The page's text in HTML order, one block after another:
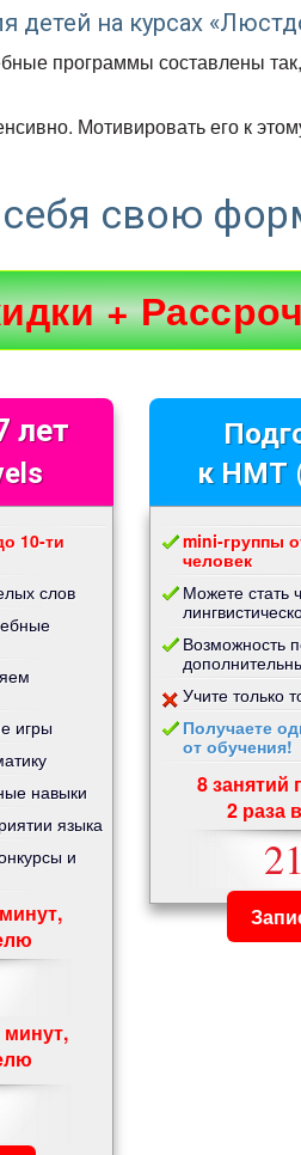
детей на курсах
программы составлены
Мотивировать его к
свою
+
лет
10-ти
слов
игры
навыки
языка
и
минут,
к НМТ
mini-группы
человек
Можете стать
Возможность
Учите только
Получаете
от обучения!
8 занятий
2 раза